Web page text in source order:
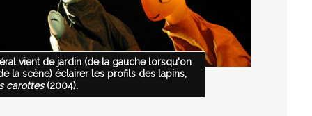
vient de jardin (de la gauche lorsqu'on
la scène) éclairer les profils des lapins,
carottes(2004).